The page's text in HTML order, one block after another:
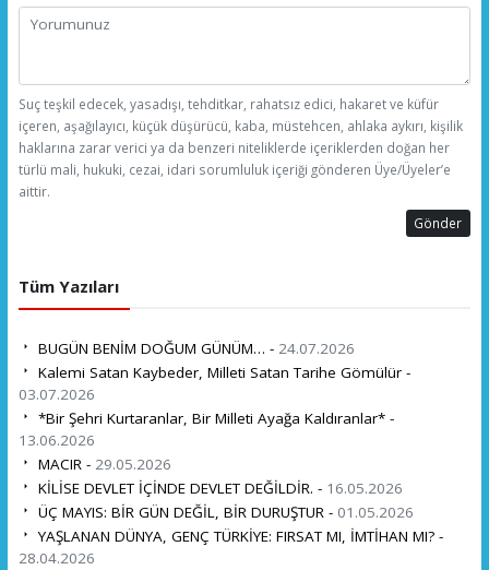
Suç teşkil edecek, yasadışı, tehditkar, rahatsız edici, hakaret ve küfür
içeren, aşağılayıcı, küçük düşürücü, kaba, müstehcen, ahlaka aykırı, kişilik
haklarına zarar verici ya da benzeri niteliklerde içeriklerden doğan her
türlü mali, hukuki, cezai, idari sorumluluk içeriği gönderen Üye/Üyeler’e
aittir.
Gönder
Tüm Yazıları
BUGÜN BENİM DOĞUM GÜNÜM… - 24.07.2026
Kalemi Satan Kaybeder, Milleti Satan Tarihe Gömülür -
03.07.2026
*Bir Şehri Kurtaranlar, Bir Milleti Ayağa Kaldıranlar* -
13.06.2026
MACIR - 29.05.2026
KİLİSE DEVLET İÇİNDE DEVLET DEĞİLDİR. - 16.05.2026
ÜÇ MAYIS: BİR GÜN DEĞİL, BİR DURUŞTUR - 01.05.2026
YAŞLANAN DÜNYA, GENÇ TÜRKİYE: FIRSAT MI, İMTİHAN MI? -
28.04.2026